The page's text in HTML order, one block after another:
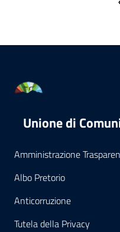
Unione di
Amministrazione
Albo Pretorio
Anticorruzione
Tutela della Privacy